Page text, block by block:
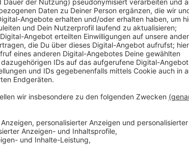
Frühlingshits
Anzeige
Morgen (01.03.23) ist meteorologischer
wir nach draußen schauen - zumindest vom
Anzeige